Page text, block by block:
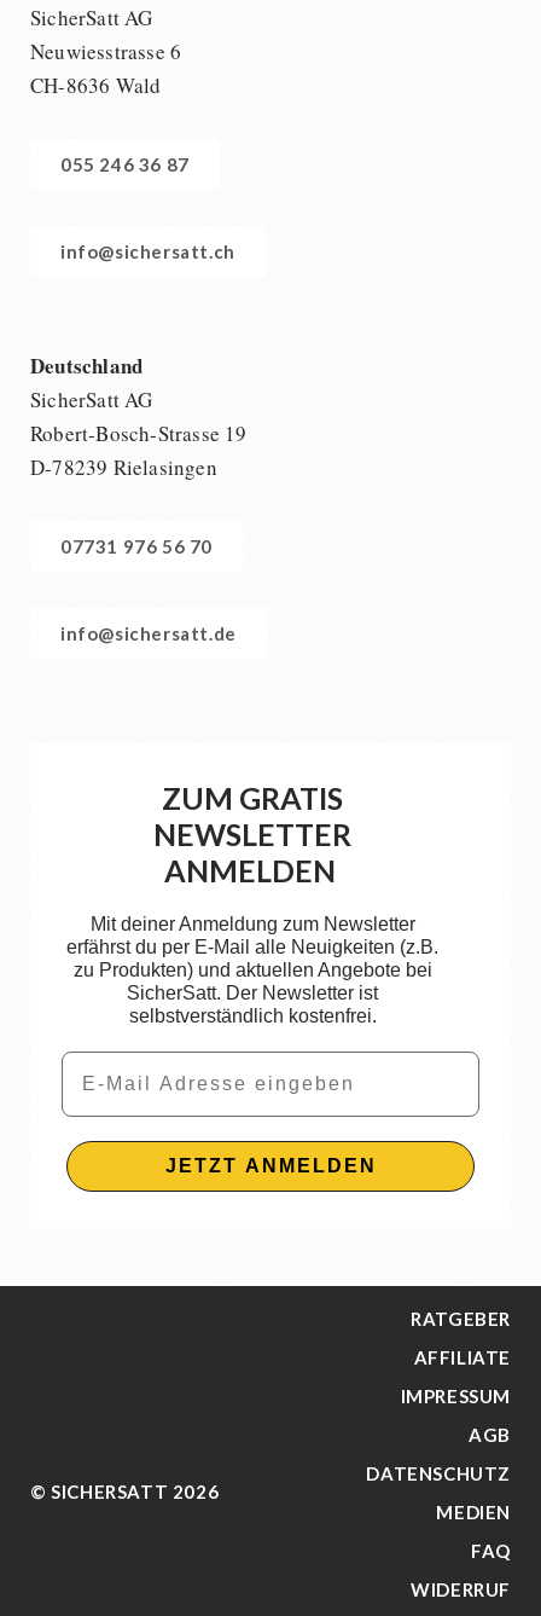
SicherSatt AG
Neuwiesstrasse 6
CH-8636 Wald
055 246 36 87
info@sichersatt.ch
Deutschland
SicherSatt AG
Robert-Bosch-Strasse 19
D-78239 Rielasingen
07731 976 56 70
info@sichersatt.de
ZUM GRATIS
NEWSLETTER
ANMELDEN
Mit deiner Anmeldung zum Newsletter
erfährst du per E-Mail alle Neuigkeiten (z.B.
zu Produkten) und aktuellen Angebote bei
SicherSatt. Der Newsletter ist
selbstverständlich kostenfrei.
Email
JETZT ANMELDEN
© SICHERSATT 2026
RATGEBER
AFFILIATE
IMPRESSUM
AGB
DATENSCHUTZ
MEDIEN
FAQ
WIDERRUF